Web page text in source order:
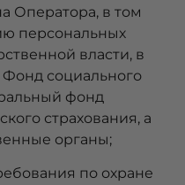
Оператора, в том
персональных
власти, в
социального
фонд
страхования, а
органы;
по охране